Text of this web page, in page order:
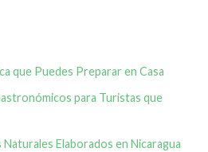
que Puedes Preparar en Casa
para Turistas que
Elaborados en Nicaragua